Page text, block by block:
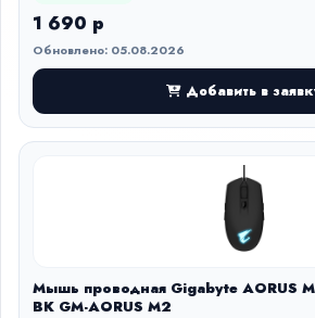
1 690 р
Обновлено: 05.08.2026
Добавить в
Мышь проводная Gigabyte AORUS
BK GM-AORUS M2